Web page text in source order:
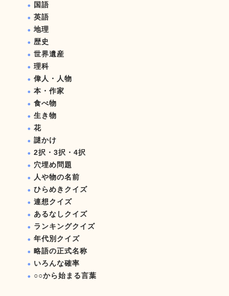
国語
英語
地理
歴史
世界遺産
理科
偉人・人物
本・作家
食べ物
生き物
花
謎かけ
2択・3択・4択
穴埋め問題
人や物の名前
ひらめきクイズ
連想クイズ
あるなしクイズ
ランキングクイズ
年代別クイズ
略語の正式名称
いろんな確率
○○から始まる言葉